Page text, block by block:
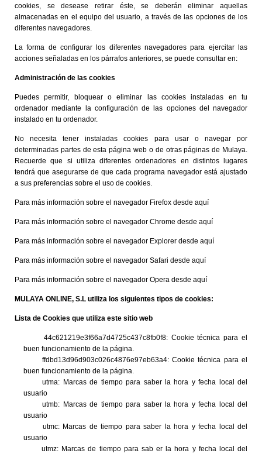
cookies, se desease retirar éste, se deberán eliminar aquellas
almacenadas en el equipo del usuario, a través de las opciones de los
diferentes navegadores.
La forma de configurar los diferentes navegadores para ejercitar las
acciones señaladas en los párrafos anteriores, se puede consultar en:
Administración de las cookies
Puedes permitir, bloquear o eliminar las cookies instaladas en tu
ordenador mediante la configuración de las opciones del navegador
instalado en tu ordenador.
No necesita tener instaladas cookies para usar o navegar por
determinadas partes de esta página web o de otras páginas de Mulaya.
Recuerde que si utiliza diferentes ordenadores en distintos lugares
tendrá que asegurarse de que cada programa navegador está ajustado
a sus preferencias sobre el uso de cookies.
Para más información sobre el navegador Firefox desde aquí
Para más información sobre el navegador Chrome desde aquí
Para más información sobre el navegador Explorer desde aquí
Para más información sobre el navegador Safari desde aquí
Para más información sobre el navegador Opera desde aquí
MULAYA ONLINE, S.L utiliza los siguientes tipos de cookies:
Lista de Cookies que utiliza este sitio web
44c621219e3f66a7d4725c437c8fb0f8: Cookie técnica para el
buen funcionamiento de la página.
ffdbd13d96d903c026c4876e97eb63a4: Cookie técnica para el
buen funcionamiento de la página.
utma: Marcas de tiempo para saber la hora y fecha local del
usuario
utmb: Marcas de tiempo para saber la hora y fecha local del
usuario
utmc: Marcas de tiempo para saber la hora y fecha local del
usuario
utmz: Marcas de tiempo para sab er la hora y fecha local del